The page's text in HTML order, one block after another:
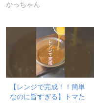
かっちゃん
【レンジで完成！！簡単
なのに旨すぎる】トマた